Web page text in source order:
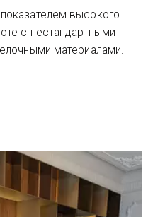
высокого
с нестандартными
материалами.